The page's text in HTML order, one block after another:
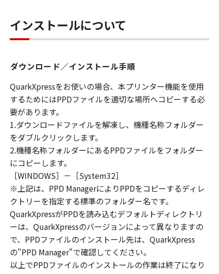
４．所有権
「本ソフトウェア」に係る権原および所有権
ライセンサーに帰属します。
５．輸出
お客様は、日本国政府または関連する外国政府
より必要な許可等を得ることなしに、「本ソフ
トウェア」の全部または一部を、直接または間
接に輸出してはなりません。
６．サポートおよびアップデート
キヤノン、キヤノンの子会社、関係会社、それ
らの販売代理店および販売店、並びにキヤノン
のライセンサーは、お客様による「本ソフトウ
ェア」の使用を支援すること、および「本ソフ
トウェア」に対してアップデート、バグの修正
あるいはサポートを行うことについて、いかな
る責任も負うものではありません。
７．保証の否認・免責
インストールについて
ダウンロード／インストール手順
QuarkXpressをお使いの場合、本プリンター機能を使用
するためにはPPDファイルを適切な場所へコピーする必
要があります。
1.ダウンロードファイルを解凍し、機種名称フォルダー
をダブルクリックします。
2.機種名称フォルダーにあるPPDファイルをフォルダー
にコピーします。
［WINDOWS］－［System32］
※上記は、PPD ManagerによりPPDをコピーするディレ
クトリーを指定する標準のフォルダー名です。
QuarkXpressがPPDを読み込むデフォルトディレクトリ
ーは、QuarkXpressのバージョンによって異なりますの
で、PPDファイルのインストール先は、QuarkXpress
の"PPD Manager"で確認してください。
以上でPPDファイルのインストールの作業は終了になり